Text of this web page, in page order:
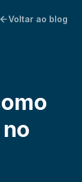
Voltar ao blog